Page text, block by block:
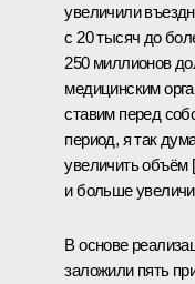
увеличили
с 20 тысяч до
250 миллионов
медицинским
ставим перед
период, я так
увеличить объём
и больше
В основе
заложили пять